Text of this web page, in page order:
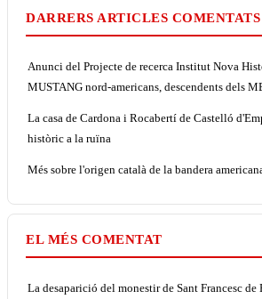
DARRERS ARTICLES COMENTATS
Anunci del Projecte de recerca Institut Nova
MUSTANG nord-americans, descendents dels
La casa de Cardona i Rocabertí de Castelló
històric a la ruïna
Més sobre l'origen català de la bandera
EL MÉS COMENTAT
La desaparició del monestir de Sant Francesc de